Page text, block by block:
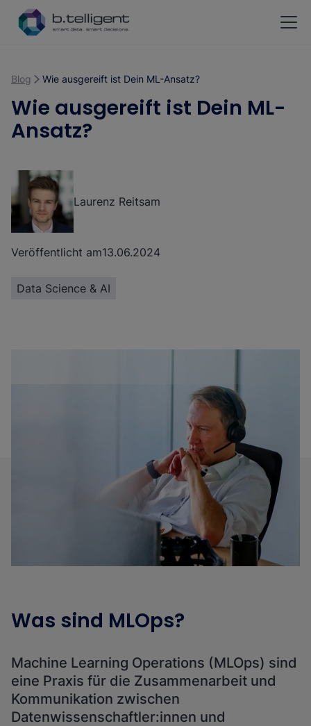
Zum Hauptinhalt springen
Blog Wie ausgereift ist Dein ML-Ansatz?
Wie ausgereift ist Dein ML-
Ansatz?
Laurenz Reitsam
Veröffentlicht am13.06.2024
Data Science & AI
Was sind MLOps?
Machine Learning Operations (MLOps) sind
eine Praxis für die Zusammenarbeit und
Kommunikation zwischen
Datenwissenschaftler:innen und